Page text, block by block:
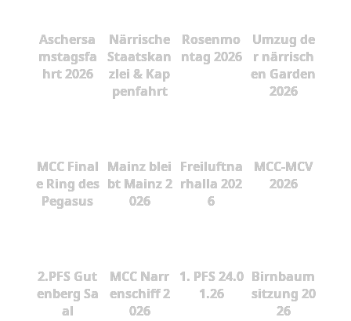
Aschersa
mstagsfa
hrt 2026
Närrische
Staatskan
zlei & Kap
penfahrt
Rosenmo
ntag 2026
Umzug de
r närrisch
en Garden
2026
MCC Final
e Ring des
Pegasus
Mainz blei
bt Mainz 2
026
Freiluftna
rhalla 202
6
MCC-MCV
2026
2.PFS Gut
enberg Sa
al
MCC Narr
enschiff 2
026
1. PFS 24.0
1.26
Birnbaum
sitzung 20
26